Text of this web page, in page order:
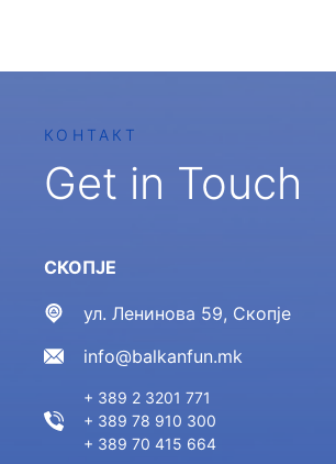
КОНТАКТ
Get in Touch
СКОПЈЕ
ул. Ленинова 59, Скопје
info@balkanfun.mk
+ 389 2 3201 771
+ 389 78 910 300
+ 389 70 415 664